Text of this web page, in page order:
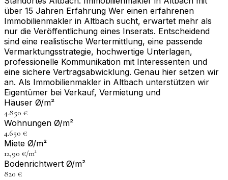
über 15 Jahren Erfahrung Wer einen erfahrenen
Immobilienmakler in Altbach sucht, erwartet mehr als
nur die Veröffentlichung eines Inserats. Entscheidend
sind eine realistische Wertermittlung, eine passende
Vermarktungsstrategie, hochwertige Unterlagen,
professionelle Kommunikation mit Interessenten und
eine sichere Vertragsabwicklung. Genau hier setzen wir
an. Als Immobilienmakler in Altbach unterstützen wir
Eigentümer bei Verkauf, Vermietung und
Häuser Ø/m²
4.850 €
Wohnungen Ø/m²
4.650 €
Miete Ø/m²
12,90 €/m²
Bodenrichtwert Ø/m²
820 €